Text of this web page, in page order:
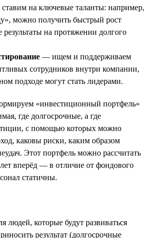
на ключевые таланты: например,
можно получить быстрый рост
результаты на протяжении долгого
— ищем и поддерживаем
сотрудников внутри компании,
подходе могут стать лидерами.
«инвестиционный портфель»
где долгосрочные, а где
с помощью которых можно
каковы риски, каким образом
Этот портфель можно рассчитать
лет вперёд — в отличие от фондового
статичны.
людей, которые будут развиваться
результат (долгосрочные